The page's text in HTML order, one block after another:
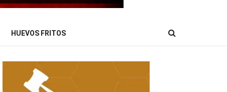
HUEVOS FRITOS